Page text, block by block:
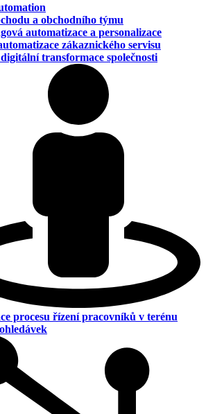
a obchodního týmu
automatizace a personalizace
zákaznického servisu
transformace společnosti
procesu řízení pracovníků v terénu